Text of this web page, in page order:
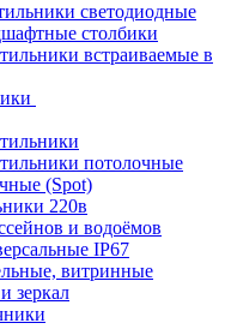
светодиодные
столбики
встраиваемые в
потолочные
(Spot)
220в
и водоёмов
IP67
витринные
зеркал